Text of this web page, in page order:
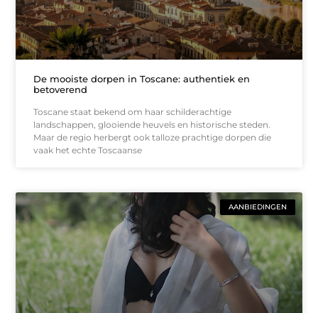
De mooiste dorpen in Toscane: authentiek en
betoverend
Toscane staat bekend om haar schilderachtige
landschappen, glooiende heuvels en historische steden.
Maar de regio herbergt ook talloze prachtige dorpen die
vaak het echte Toscaanse
AANBIEDINGEN